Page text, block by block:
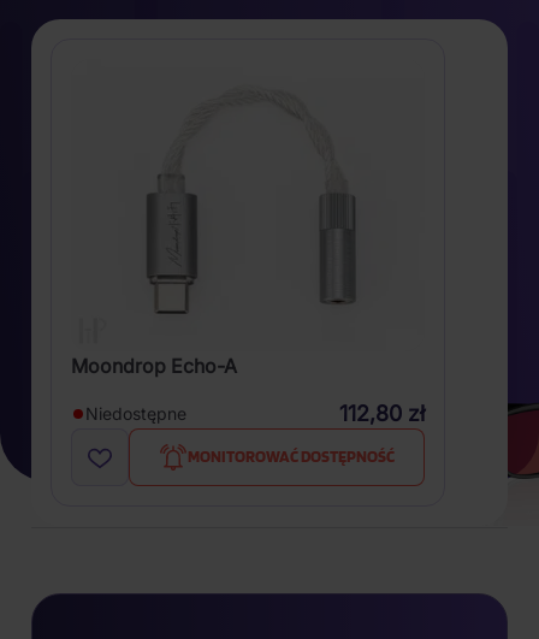
Moondrop Echo-A
Niedostępne 112,80 zł
MONITOROWAĆ DOSTĘPNOŚĆ